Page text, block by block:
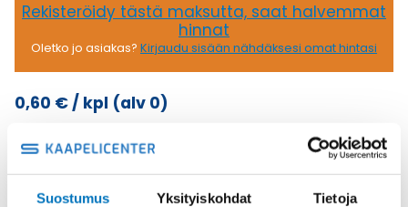
Suostumus Yksityiskohdat Tietoja
Rekisteröidy tästä maksutta, saat halvemmat
hinnat
Oletko jo asiakas? Kirjaudu sisään nähdäksesi omat hintasi
0,60 €/ kpl (alv 0)
16A
CC
KOSKETIN
NAARAS
Lisää ostoskoriin